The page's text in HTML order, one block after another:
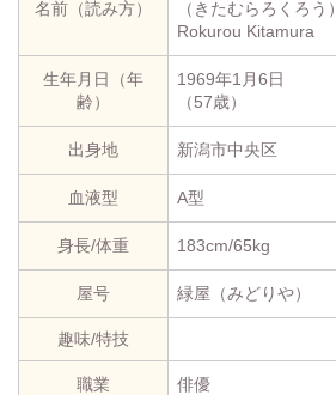
名前（読み方）
（きたむらろくろう）
Rokurou Kitamura
生年月日（年
齢）
1969年1月6日
（57歳）
出身地 新潟市中央区
血液型 A型
身長/体重 183cm/65kg
屋号 緑屋（みどりや）
趣味/特技
職業 俳優